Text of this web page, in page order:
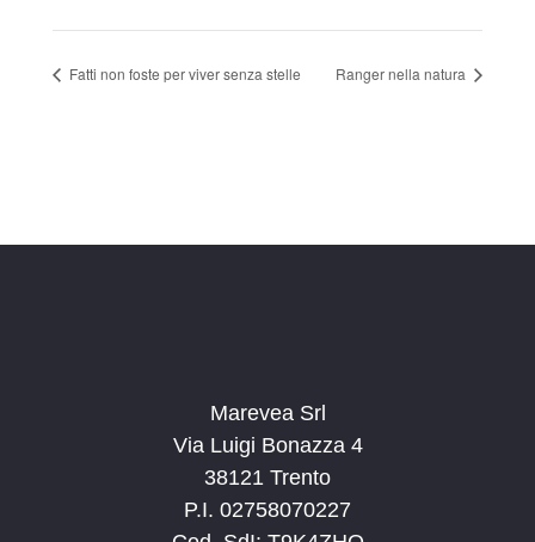
Fatti non foste per viver senza stelle Ranger nella natura
Marevea Srl
Via Luigi Bonazza 4
38121 Trento
P.I. 02758070227